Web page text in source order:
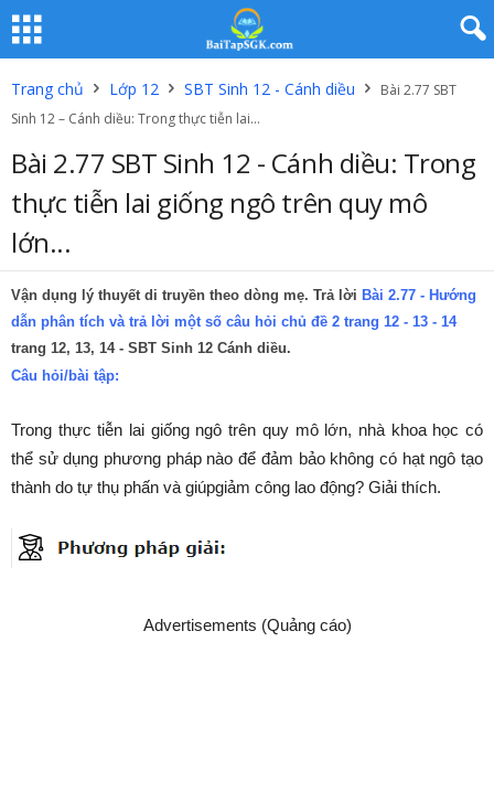
Trang chủ Lớp 12 SBT Sinh 12 - Cánh diều
Bài 2.77 SBT
Sinh 12 – Cánh diều: Trong thực tiễn lai...
Bài 2.77 SBT Sinh 12 - Cánh diều: Trong
thực tiễn lai giống ngô trên quy mô
lớn...
Vận dụng lý thuyết di truyền theo dòng mẹ. Trả lời Bài 2.77 - Hướng
dẫn phân tích và trả lời một số câu hỏi chủ đề 2 trang 12 - 13 - 14
trang 12, 13, 14 - SBT Sinh 12 Cánh diều.
Câu hỏi/bài tập:
Trong thực tiễn lai giống ngô trên quy mô lớn, nhà khoa học có
thể sử dụng phương pháp nào để đảm bảo không có hạt ngô tạo
thành do tự thụ phấn và giúpgiảm công lao động? Giải thích.
Advertisements (Quảng cáo)